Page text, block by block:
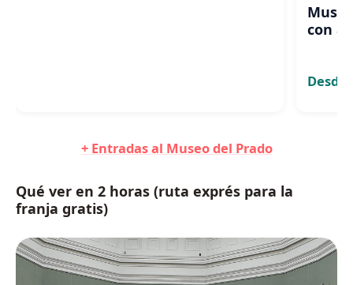
con
Desde
+ Entradas al Museo del Prado
Qué ver en 2 horas (ruta exprés para la
franja gratis)